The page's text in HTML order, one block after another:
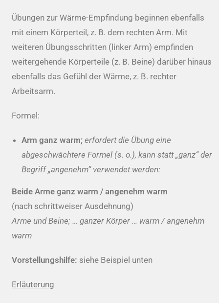
Übungen zur Wärme-Empfindung beginnen ebenfalls
mit einem Körperteil, z. B. dem rechten Arm. Mit
weiteren Übungsschritten (linker Arm) empfinden
weitergehende Körperteile (z. B. Beine) darüber hinaus
ebenfalls das Gefühl der Wärme, z. B. rechter
Arbeitsarm.
Formel:
Arm ganz warm; erfordert die Übung eine
abgeschwächtere Formel (s. o.), kann statt „ganz“ der
Begriff „angenehm“ verwendet werden:
Beide Arme ganz warm / angenehm warm
(nach schrittweiser Ausdehnung)
Arme und Beine; … ganzer Körper … warm / angenehm
warm
Vorstellungshilfe: siehe Beispiel unten
Erläuterung